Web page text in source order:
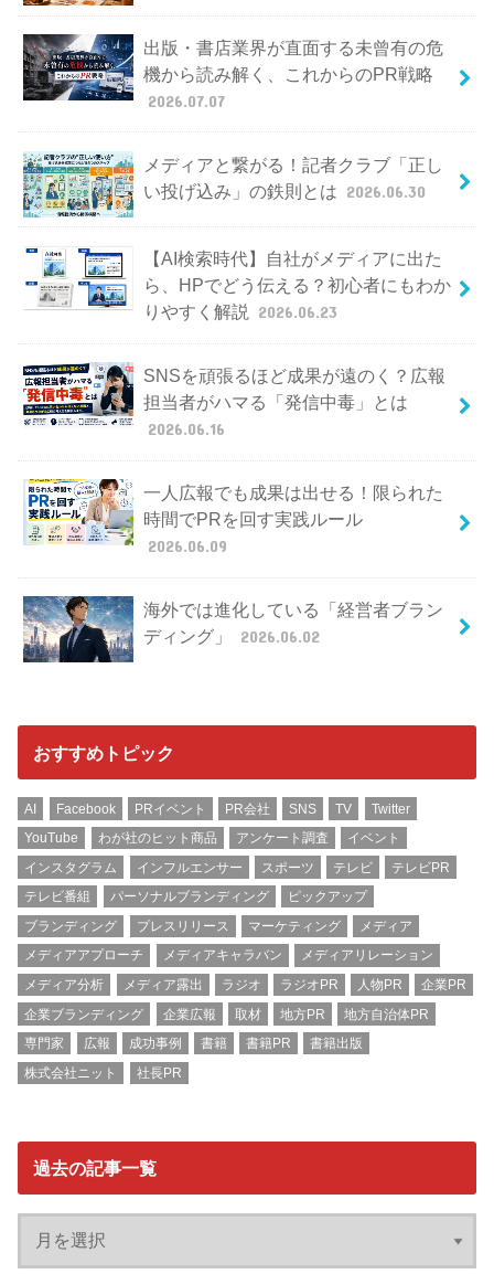
出版・書店業界が直面する未曾有の危
機から読み解く、これからのPR戦略
2026.07.07
メディアと繋がる！記者クラブ「正し
い投げ込み」の鉄則とは 2026.06.30
【AI検索時代】自社がメディアに出た
ら、HPでどう伝える？初心者にもわか
りやすく解説
2026.06.23
SNSを頑張るほど成果が遠のく？広報
担当者がハマる「発信中毒」とは
2026.06.16
一人広報でも成果は出せる！限られた
時間でPRを回す実践ルール
2026.06.09
海外では進化している「経営者ブラン
ディング」
2026.06.02
おすすめトピック
AI Facebook PRイベント PR会社 SNS TV
Twitter
YouTube
わが社のヒット商品 アンケート調査
イベント
インスタグラム
インフルエンサー スポーツ テレビ
テレビPR
テレビ番組
パーソナルブランディング
ピックアップ
ブランディング
プレスリリース マーケティング
メディア
メディアアプローチ
メディアキャラバン
メディアリレーション
メディア分析
メディア露出 ラジオ ラジオPR 人物PR
企業PR
企業ブランディング
企業広報 取材 地方PR
地方自治体PR
専門家
広報 成功事例 書籍 書籍PR
書籍出版
株式会社ニット
社長PR
過去の記事一覧